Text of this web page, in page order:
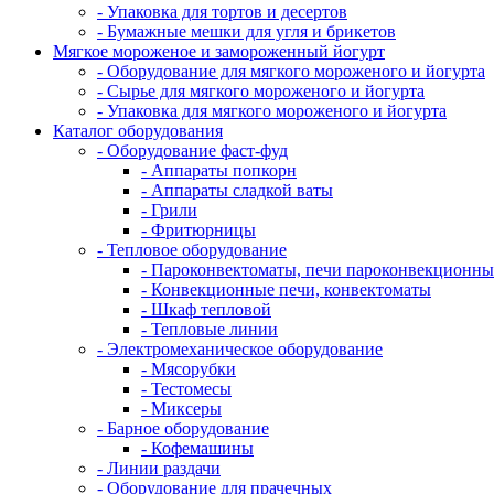
- Упаковка для тортов и десертов
- Бумажные мешки для угля и брикетов
Мягкое мороженое и замороженный йогурт
- Оборудование для мягкого мороженого и йогурта
- Сырье для мягкого мороженого и йогурта
- Упаковка для мягкого мороженого и йогурта
Каталог оборудования
- Оборудование фаст-фуд
- Аппараты попкорн
- Аппараты сладкой ваты
- Грили
- Фритюрницы
- Тепловое оборудование
- Пароконвектоматы, печи
- Конвекционные печи, конвектоматы
- Шкаф тепловой
- Тепловые линии
- Электромеханическое оборудование
- Мясорубки
- Тестомесы
- Миксеры
- Барное оборудование
- Кофемашины
- Линии раздачи
- Оборудование для прачечных